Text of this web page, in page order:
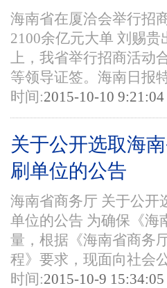
海南省在厦洽会举行招
2100余亿元大单 刘赐
上，我省举行招商活动
等领导证签。海南日报
时间:2015-10-10 9:21:04
关于公开选取海
刷单位的公告
海南省商务厅 关于公开
单位的公告 为确保《海
量，根据《海南省商务
程》要求，现面向社会
时间:2015-10-9 15:34:05